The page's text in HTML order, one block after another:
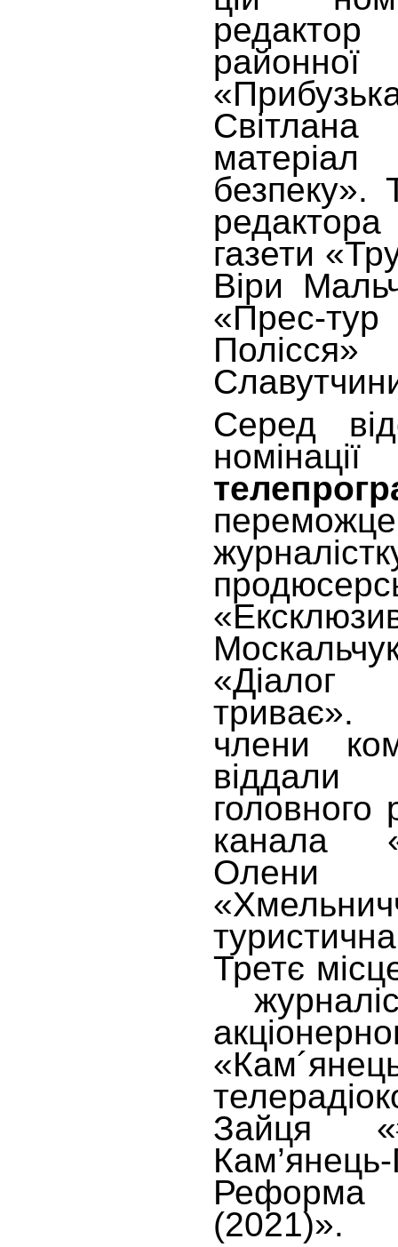
матеріал
безпеку».
газети
Віри
«Прес-
Серед
«Діалог
члени
віддали
головного
канала
Олени
Третє
Зайця
Реформа
(2021)».